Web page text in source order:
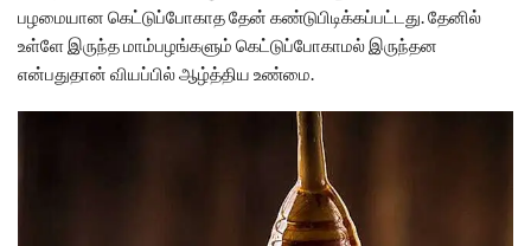
பழமையான கெட்டுப்போகாத தேன் கண்டுபிடிக்கப்பட்டது. தேனில்
உள்ளே இருந்த மாம்பழங்களும் கெட்டுப்போகாமல் இருந்தன
என்பதுதான் வியப்பில் ஆழ்த்திய உண்மை.